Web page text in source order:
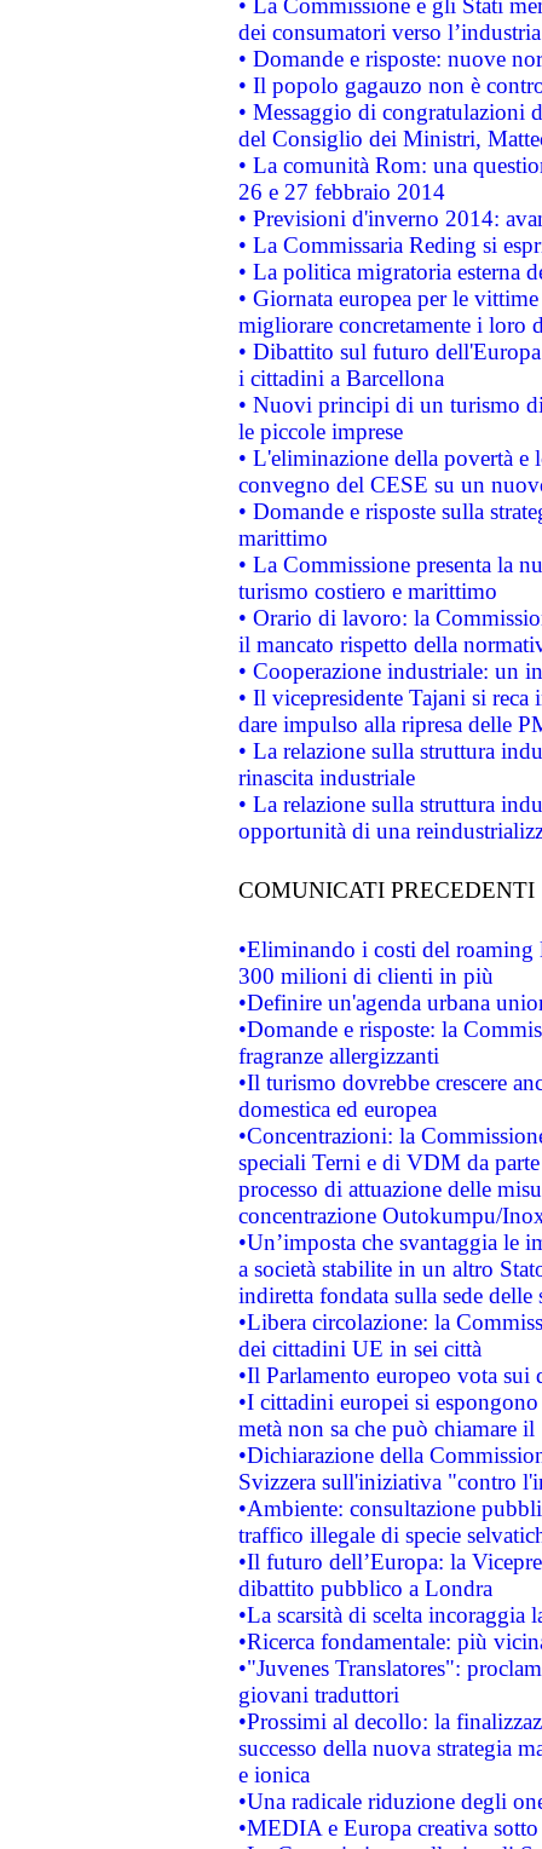
• La Commissione e gli Stati
dei consumatori verso
• Domande e risposte: nuove
• Il popolo gagauzo non è
• Messaggio di congratulazioni
del Consiglio dei Ministri,
• La comunità Rom: una
26 e 27 febbraio 2014
• Previsioni d'inverno 2014:
• La Commissaria Reding si
• La politica migratoria esterna
• Giornata europea per le
migliorare concretamente i loro
• Dibattito sul futuro
i cittadini a Barcellona
• Nuovi principi di un turismo
le piccole imprese
• L'eliminazione della povertà
convegno del CESE su un
• Domande e risposte sulla
marittimo
• La Commissione presenta la
turismo costiero e marittimo
• Orario di lavoro: la
il mancato rispetto della
• Cooperazione industriale: un
• Il vicepresidente Tajani si
dare impulso alla ripresa delle
• La relazione sulla struttura
rinascita industriale
• La relazione sulla struttura
opportunità di una
COMUNICATI PRECEDENTI
•Eliminando i costi del roaming
300 milioni di clienti in più
•Definire un'agenda urbana
•Domande e risposte: la
fragranze allergizzanti
•Il turismo dovrebbe crescere
domestica ed europea
•Concentrazioni: la
speciali Terni e di VDM da
processo di attuazione delle
concentrazione Outokumpu/
•Un’imposta che svantaggia le
a società stabilite in un altro
indiretta fondata sulla sede delle
•Libera circolazione: la
dei cittadini UE in sei città
•Il Parlamento europeo vota sui
•I cittadini europei si
metà non sa che può chiamare
•Dichiarazione della
Svizzera sull'iniziativa "contro
•Ambiente: consultazione
traffico illegale di specie
•Il futuro dell’Europa: la
dibattito pubblico a Londra
•La scarsità di scelta
•Ricerca fondamentale: più
•"Juvenes Translatores":
giovani traduttori
•Prossimi al decollo: la
successo della nuova strategia
e ionica
•Una radicale riduzione degli
•MEDIA e Europa creativa